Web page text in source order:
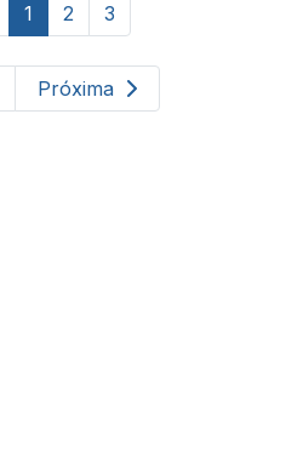
1 2 3
Próxima